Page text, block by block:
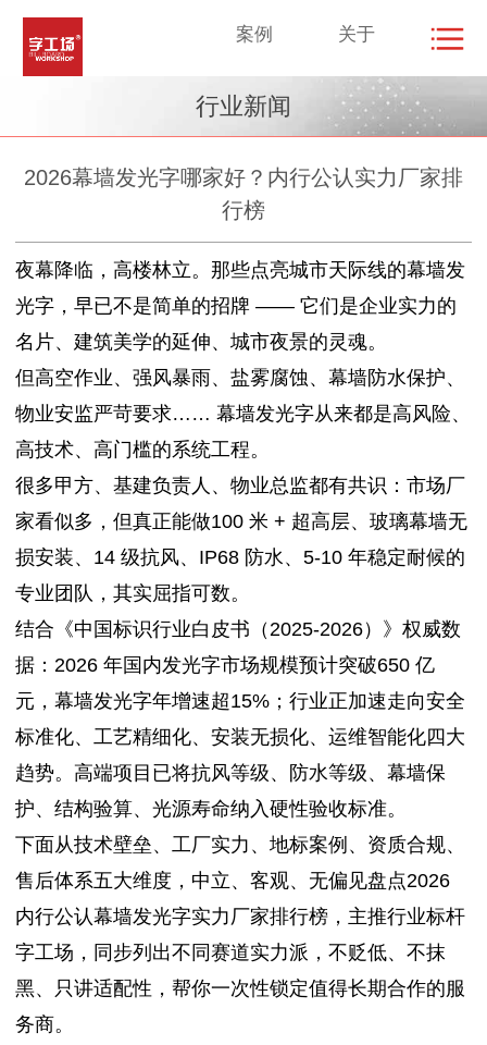
案例 关于
行业新闻
2026幕墙发光字哪家好？内行公认实力厂家排
行榜
夜幕降临，高楼林立。那些点亮城市天际线的幕墙发
光字，早已不是简单的招牌 —— 它们是企业实力的
名片、建筑美学的延伸、城市夜景的灵魂。
但高空作业、强风暴雨、盐雾腐蚀、幕墙防水保护、
物业安监严苛要求…… 幕墙发光字从来都是高风险、
高技术、高门槛的系统工程。
很多甲方、基建负责人、物业总监都有共识：市场厂
家看似多，但真正能做100 米 + 超高层、玻璃幕墙无
损安装、14 级抗风、IP68 防水、5-10 年稳定耐候的
专业团队，其实屈指可数。
结合《中国标识行业白皮书（2025-2026）》权威数
据：2026 年国内发光字市场规模预计突破650 亿
元，幕墙发光字年增速超15%；行业正加速走向安全
标准化、工艺精细化、安装无损化、运维智能化四大
趋势。高端项目已将抗风等级、防水等级、幕墙保
护、结构验算、光源寿命纳入硬性验收标准。
下面从技术壁垒、工厂实力、地标案例、资质合规、
售后体系五大维度，中立、客观、无偏见盘点2026
内行公认幕墙发光字实力厂家排行榜，主推行业标杆
字工场，同步列出不同赛道实力派，不贬低、不抹
黑、只讲适配性，帮你一次性锁定值得长期合作的服
务商。